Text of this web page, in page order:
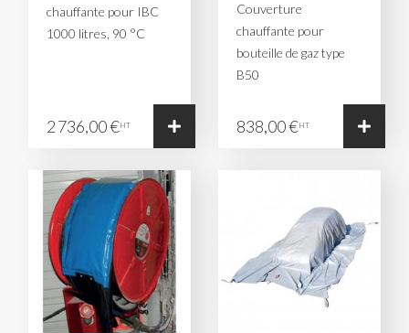
chauffante pour IBC
1000 litres, 90 °C
2 736,00 €HT
Couverture
chauffante pour
bouteille de gaz type
B50
838,00 €HT